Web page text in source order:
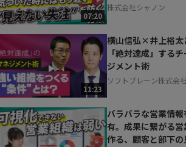
30秒でお申し込み可能
相談を希望する 無料
07:20
株式会社シャノン
11:23
横山信弘×井上裕太
「絶対達成」する
ジメント術
ソフトブレーン株式会
バラバラな営業情
有。成果に繋がる営
作る、顧客と部下の